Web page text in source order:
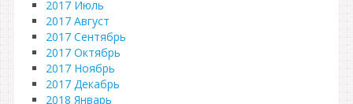
2017 Июль
2017 Август
2017 Сентябрь
2017 Октябрь
2017 Ноябрь
2017 Декабрь
2018 Январь